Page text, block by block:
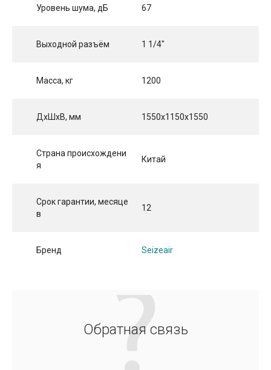
Уровень шума, дБ 67
Выходной разъём 1 1/4"
Масса, кг 1200
ДхШхВ, мм 1550x1150x1550
Страна происхождени
я
Китай
Срок гарантии, месяце
в
12
Бренд Seizeair
Обратная связь